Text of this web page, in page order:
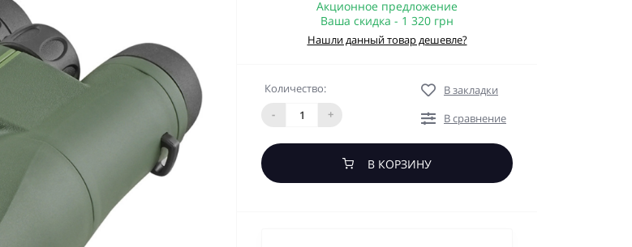
Акционное предложение
Ваша скидка - 1 320 грн
Нашли данный товар дешевле?
Количество:
-
+
В закладки
В сравнение
В КОРЗИНУ